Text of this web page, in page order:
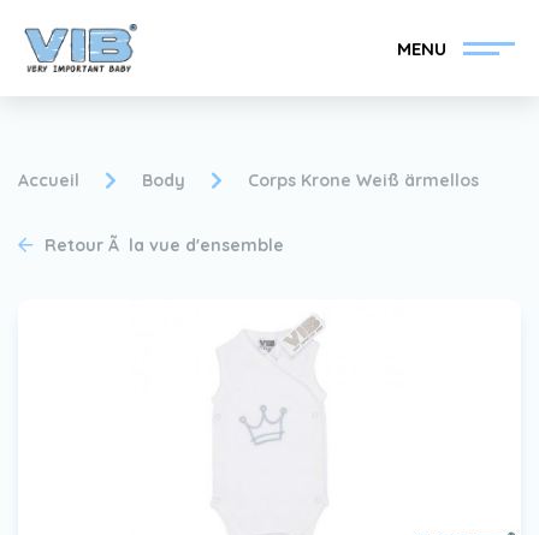
MENU
Accueil Body Corps Krone Weiß ärmellos
Retour Ã la vue d'ensemble